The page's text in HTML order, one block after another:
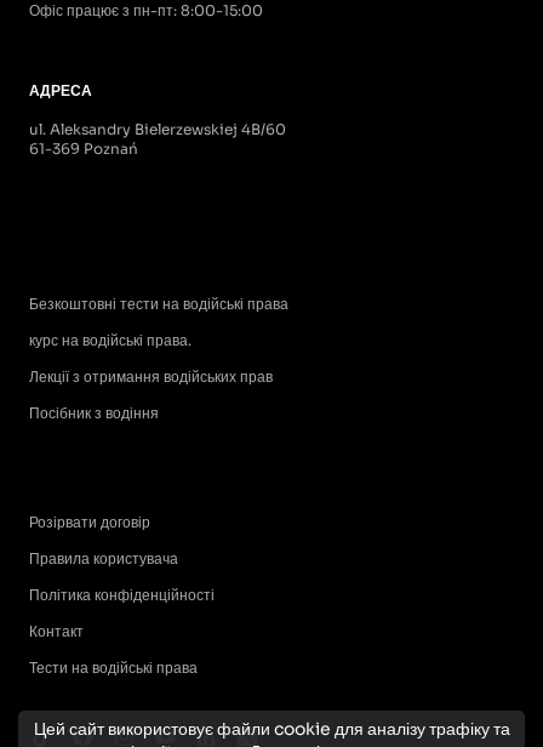
Офіс працює з пн-пт: 8:00-15:00
АДРЕСА
ul. Aleksandry Bielerzewskiej 4B/60
61-369 Poznań
Безкоштовні тести на водійські права
курс на водійські права.
Лекції з отримання водійських прав
Посібник з водіння
Розірвати договір
Правила користувача
Політика конфіденційності
Контакт
Тести на водійські права
Цей сайт використовує файли cookie для аналізу трафіку та